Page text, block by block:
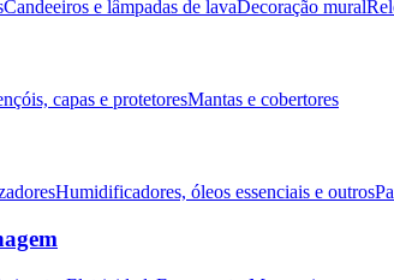
Candeeiros e lâmpadas de lavaDecoração mural
capas e protetoresMantas e cobertores
Humidificadores, óleos essenciais e outros